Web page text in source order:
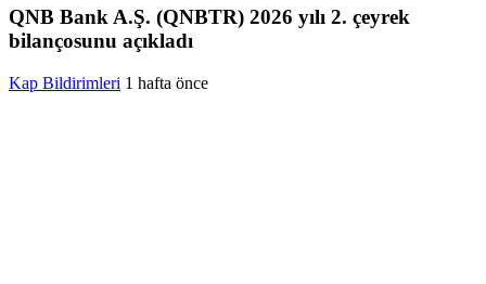
QNB Bank A.Ş. (QNBTR) 2026 yılı 2. çeyrek
bilançosunu açıkladı
Kap Bildirimleri 1 hafta önce